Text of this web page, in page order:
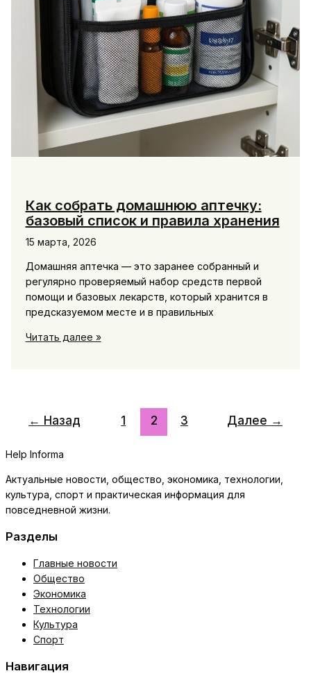
Как собрать домашнюю аптечку:
базовый список и правила хранения
15 марта, 2026
Домашняя аптечка — это заранее собранный и
регулярно проверяемый набор средств первой
помощи и базовых лекарств, который хранится в
предсказуемом месте и в правильных
Как
и
хранения
Читать далее »
← Назад 1 2 3 Далее →
Help Informa
Актуальные новости, общество, экономика, технологии,
культура, спорт и практическая информация для
повседневной жизни.
Разделы
Главные новости
Общество
Экономика
Технологии
Культура
Спорт
Навигация